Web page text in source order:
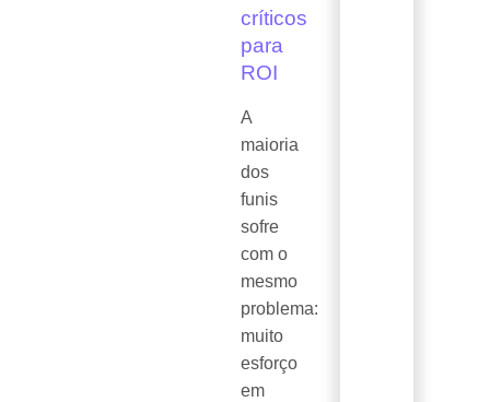
críticos
para
ROI
A
maioria
dos
funis
sofre
com o
mesmo
problema:
muito
esforço
em